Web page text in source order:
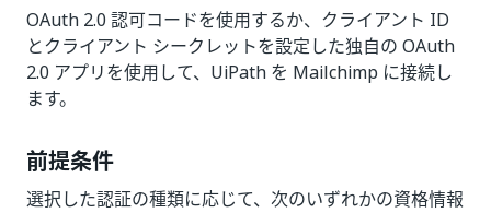
OAuth 2.0 認可コードを使用するか、クライアント ID
とクライアント シークレットを設定した独自の OAuth
2.0 アプリを使用して、UiPath を Mailchimp に接続し
ます。
前提条件
選択した認証の種類に応じて、次のいずれかの資格情報